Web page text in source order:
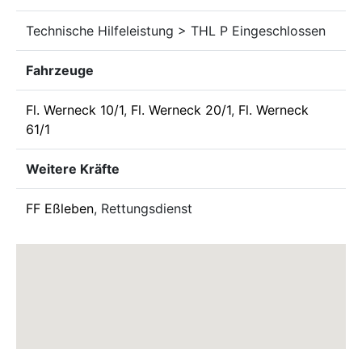
Technische Hilfeleistung > THL P Eingeschlossen
Fahrzeuge
Fl. Werneck 10/1, Fl. Werneck 20/1, Fl. Werneck
61/1
Weitere Kräfte
FF Eßleben, Rettungsdienst